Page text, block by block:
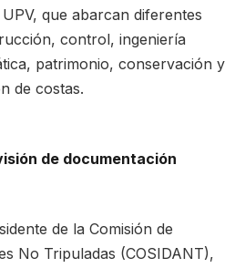
que abarcan diferentes
control, ingeniería
patrimonio, conservación y
de costas.
de documentación
de la Comisión de
No Tripuladas (COSIDANT),